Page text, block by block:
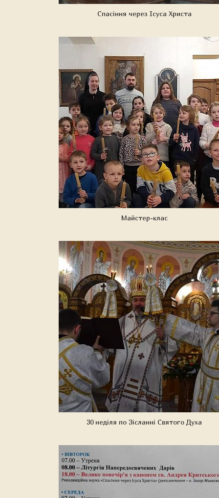
Спасіння через Ісуса Христа
Майстер-клас
30 неділя по Зісланні Святого Духа